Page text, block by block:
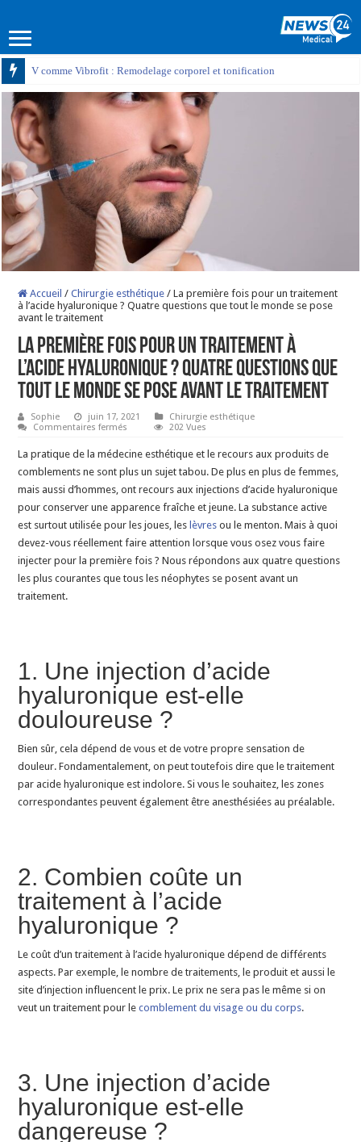
V comme Vibrofit : Remodelage corporel et tonification
Accueil / Chirurgie esthétique / La première fois pour un traitement
à l’acide hyaluronique ? Quatre questions que tout le monde se pose
avant le traitement
La première fois pour un traitement à
l’acide hyaluronique ? Quatre questions que
tout le monde se pose avant le traitement
Sophie juin 17, 2021
Chirurgie esthétique
Commentaires fermés
première
fois
pour
un
traitement
l’acide
hyaluronique
?
Quatre
que
le
202 Vues
La pratique de la médecine esthétique et le recours aux produits de
comblements ne sont plus un sujet tabou. De plus en plus de femmes,
mais aussi d’hommes, ont recours aux injections d’acide hyaluronique
pour conserver une apparence fraîche et jeune. La substance active
est surtout utilisée pour les joues, les lèvres ou le menton. Mais à quoi
devez-vous réellement faire attention lorsque vous osez vous faire
injecter pour la première fois ? Nous répondons aux quatre questions
les plus courantes que tous les néophytes se posent avant un
traitement.
1. Une injection d’acide
hyaluronique est-elle
douloureuse ?
Bien sûr, cela dépend de vous et de votre propre sensation de
douleur. Fondamentalement, on peut toutefois dire que le traitement
par acide hyaluronique est indolore. Si vous le souhaitez, les zones
correspondantes peuvent également être anesthésiées au préalable.
2. Combien coûte un
traitement à l’acide
hyaluronique ?
Le coût d’un traitement à l’acide hyaluronique dépend de différents
aspects. Par exemple, le nombre de traitements, le produit et aussi le
site d’injection influencent le prix. Le prix ne sera pas le même si on
veut un traitement pour lecomblement du visage ou du corps.
3. Une injection d’acide
hyaluronique est-elle
dangereuse ?